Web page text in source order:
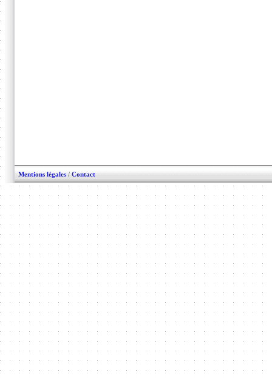
Mentions légales / Contact